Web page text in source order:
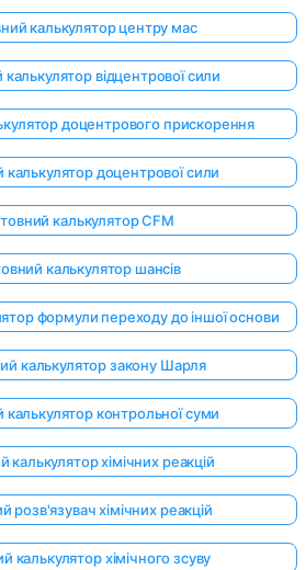
калькулятор центру мас
відцентрової сили
доцентрового прискорення
доцентрової сили
калькулятор CFM
калькулятор шансів
формули переходу до іншої основи
калькулятор закону Шарля
контрольної суми
хімічних реакцій
розв'язувач хімічних реакцій
калькулятор хімічного зсуву